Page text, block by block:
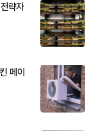
략자
메이